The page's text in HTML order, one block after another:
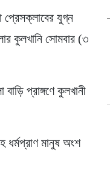
প্রেসক্লাবের যুগ্ন
কুলখানি সোমবার (৩
প্রাঙ্গণে কুলখানী
ধর্মপ্রাণ মানুষ অংশ